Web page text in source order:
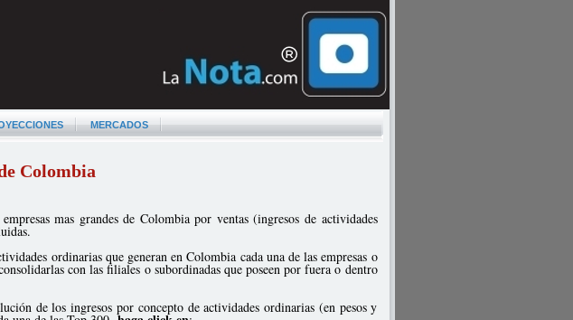
MERCADOS
Colombia
mas grandes de Colombia por ventas (ingresos de actividades
ordinarias que generan en Colombia cada una de las empresas o
con las filiales o subordinadas que poseen por fuera o dentro
de los ingresos por concepto de actividades ordinarias (en pesos y